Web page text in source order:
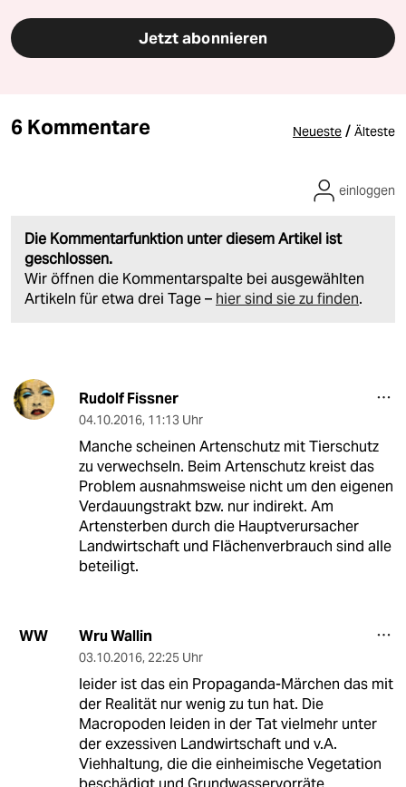
Jetzt abonnieren
6 Kommentare Neueste / Älteste
Die Kommentarfunktion unter diesem Artikel ist
geschlossen.
Wir öffnen die Kommentarspalte bei ausgewählten
Artikeln für etwa drei Tage – hier sind sie zu finden.
einloggen
Rudolf Fissner
04.10.2016, 11:13 Uhr
Manche scheinen Artenschutz mit Tierschutz
zu verwechseln. Beim Artenschutz kreist das
Problem ausnahmsweise nicht um den eigenen
Verdauungstrakt bzw. nur indirekt. Am
Artensterben durch die Hauptverursacher
Landwirtschaft und Flächenverbrauch sind alle
beteiligt.
WW Wru Wallin
03.10.2016, 22:25 Uhr
leider ist das ein Propaganda-Märchen das mit
der Realität nur wenig zu tun hat. Die
Macropoden leiden in der Tat vielmehr unter
der exzessiven Landwirtschaft und v.A.
Viehhaltung, die die einheimische Vegetation